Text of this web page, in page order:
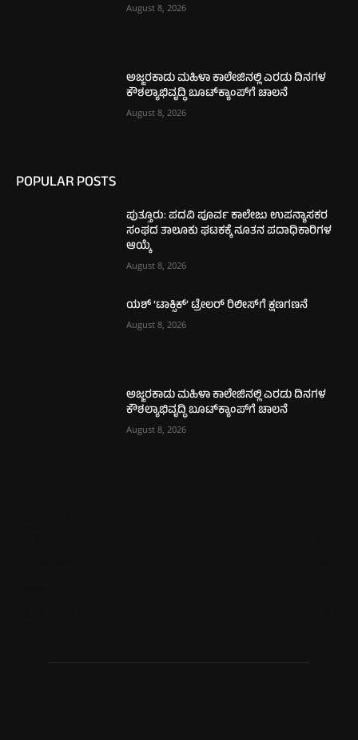
August 8, 2026
ಅಜ್ಜರಕಾಡು ಮಹಿಳಾ ಕಾಲೇಜಿನಲ್ಲಿ ಎರಡು ದಿನಗಳ
ಕೌಶಲ್ಯಾಭಿವೃದ್ಧಿ ಬೂಟ್‌ಕ್ಯಾಂಪ್‌ಗೆ ಚಾಲನೆ
August 8, 2026
POPULAR POSTS
ಪುತ್ತೂರು: ಪದವಿ ಪೂರ್ವ ಕಾಲೇಜು ಉಪನ್ಯಾಸಕರ
ಸಂಘದ ತಾಲೂಕು ಘಟಕಕ್ಕೆ ನೂತನ ಪದಾಧಿಕಾರಿಗಳ
ಆಯ್ಕೆ
August 8, 2026
ಯಶ್ ‘ಟಾಕ್ಸಿಕ್’ ಟ್ರೇಲರ್ ರಿಲೀಸ್‌ಗೆ ಕ್ಷಣಗಣನೆ
August 8, 2026
ಅಜ್ಜರಕಾಡು ಮಹಿಳಾ ಕಾಲೇಜಿನಲ್ಲಿ ಎರಡು ದಿನಗಳ
ಕೌಶಲ್ಯಾಭಿವೃದ್ಧಿ ಬೂಟ್‌ಕ್ಯಾಂಪ್‌ಗೆ ಚಾಲನೆ
August 8, 2026